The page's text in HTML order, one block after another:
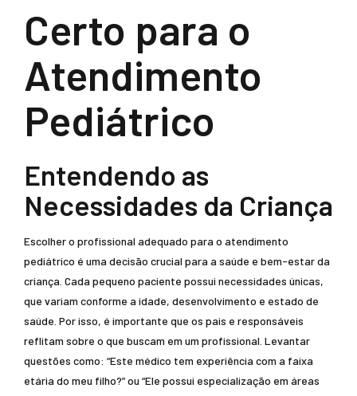
Certo para o
Atendimento
Pediátrico
Entendendo as
Necessidades da Criança
Escolher o profissional adequado para o atendimento
pediátrico é uma decisão crucial para a saúde e bem-estar da
criança. Cada pequeno paciente possui necessidades únicas,
que variam conforme a idade, desenvolvimento e estado de
saúde. Por isso, é importante que os pais e responsáveis
reflitam sobre o que buscam em um profissional. Levantar
questões como: “Este médico tem experiência com a faixa
etária do meu filho?” ou “Ele possui especialização em áreas